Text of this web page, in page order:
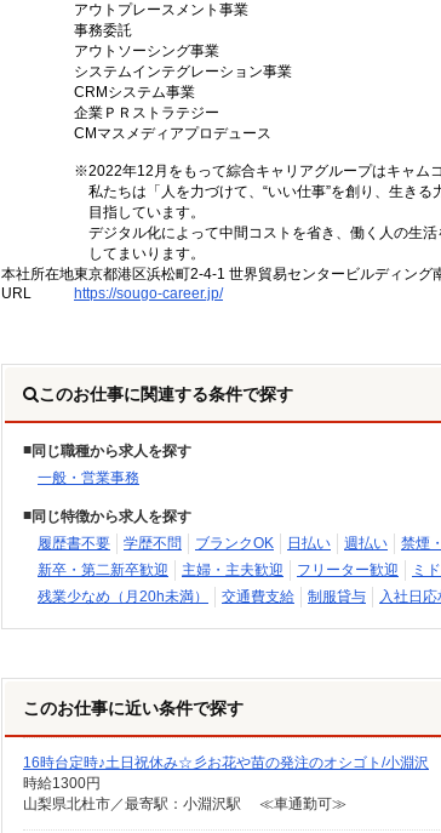
アウトプレースメント事業
事務委託
アウトソーシング事業
システムインテグレーション事業
CRMシステム事業
企業ＰＲストラテジー
CMマスメディアプロデュース
※2022年12月をもって綜合キャリアグループはキャム
私たちは「人を力づけて、“いい仕事”を創り、生きる
目指しています。
デジタル化によって中間コストを省き、働く人の生
してまいります。
本社所在地東京都港区浜松町2-4-1 世界貿易センタービルディング
URL
https://sougo-career.jp/
このお仕事に関連する条件で探す
同じ職種から求人を探す
一般・営業事務
同じ特徴から求人を探す
履歴書不要
学歴不問 ブランクOK 日払い 週払い 禁煙
新卒・第二新卒歓迎
主婦・主夫歓迎 フリーター歓迎 ミ
残業少なめ（月20h未満）
交通費支給 制服貸与 入社日応
このお仕事に近い条件で探す
16時台定時♪土日祝休み☆彡お花や苗の発注のオシゴト/小淵沢
時給1300円
山梨県北杜市／最寄駅：小淵沢駅 ≪車通勤可≫